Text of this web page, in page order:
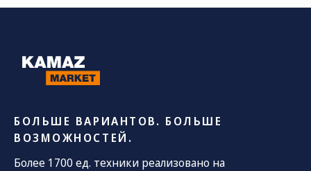
БОЛЬШЕ ВАРИАНТОВ. БОЛЬШЕ
ВОЗМОЖНОСТЕЙ.
Более 1700 ед. техники реализовано на